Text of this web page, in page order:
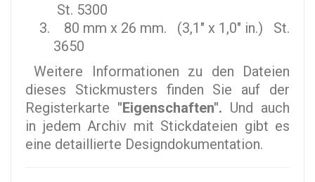
St. 5300
80 mm x 26 mm. (3,1" x 1,0" in.) St.
3650
Weitere Informationen zu den Dateien
dieses Stickmusters finden Sie auf der
Registerkarte "Eigenschaften". Und auch
in jedem Archiv mit Stickdateien gibt es
eine detaillierte Designdokumentation.